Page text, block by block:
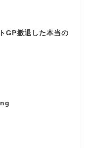
GP撤退した本当の